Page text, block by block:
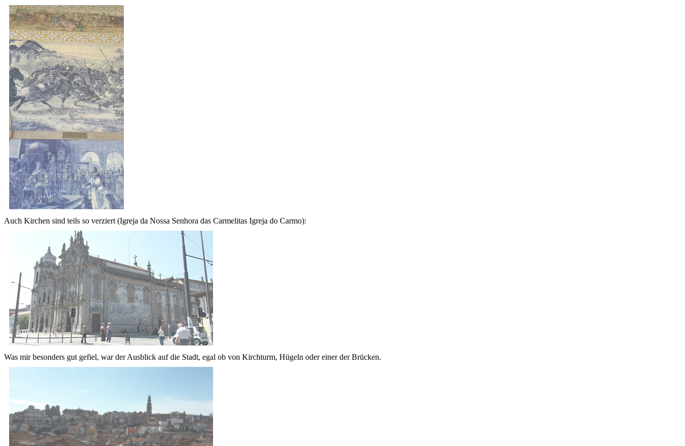
Auch Kirchen sind teils so verziert (Igreja da Nossa Senhora das Carmelitas Igreja do Carmo):
Was mir besonders gut gefiel, war der Ausblick auf die Stadt, egal ob von Kirchturm, Hügeln oder einer der Brücken.